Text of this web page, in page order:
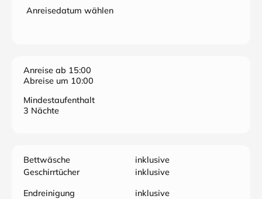
Anreisedatum wählen
Anreise ab 15:00
Abreise um 10:00
Mindestaufenthalt
3 Nächte
Bettwäsche
inklusive
Geschirrtücher
inklusive
Endreinigung
inklusive